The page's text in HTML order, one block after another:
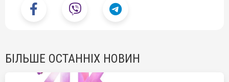
БІЛЬШЕ ОСТАННІХ НОВИН